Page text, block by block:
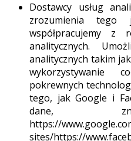
Dostawcy usług
zrozumienia tego
współpracujemy z
analitycznych.
analitycznych takim
wykorzystywanie
pokrewnych
tego, jak Google i
dane,
https://
sites/https://